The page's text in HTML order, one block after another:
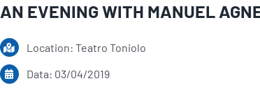
AN EVENING WITH MANUEL
Location: Teatro Toniolo
Data: 03/04/2019